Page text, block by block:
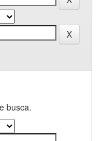
busca.